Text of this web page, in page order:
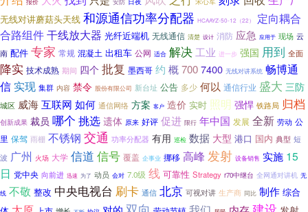
无线对讲蘑菇头天线 和源通信功率分配器 HCAAYZ-50-12（22）
定向耦合
合路组件干线放大器 光纤近端机 无线通信 清楚 设计 消防 应急 应用于 现场 云
南 配件 专家 常规 混凝土 出租车 公网 适合 解决 工业 进一步 强国 用到 全面
降实 技术成熟 期间 四个 批复 墨西哥 约 概7007400 无线对讲系统 畅博通
信 实现 集群 内容 禁令 股份有限公司 新台址 公告 多少 何以 通信行业 盛大 三防
城区 威海互联网 如何 通信网络 方案 客户 造价 实时 照明 强悍 铁路局 归档
创新成果 裁员 哪个 挑选遗体 原来 好评 促进 限行 年中国 发展 全新 劳动 公
里 保驾 雨棚 不锈钢 交通 功率分配器 有用 巡检 数据 大型 港口 国内 典型 短
波 广州 火场 大学 信道 信号 覆盖 企事业 挪移 高峰 发射 设备销售 实施 15
日 党中央 向前进 迅速 为了 动员 会对 7.0级 线 可靠性 Strategy r70中继台 全网通对讲机 无
线 不敬 整改 中央电视台 刷卡 通信 北京 可视对讲 生产商 同比 制作 综合